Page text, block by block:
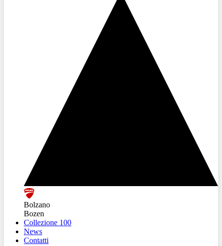
Bolzano
Bozen
Collezione 100
News
Contatti